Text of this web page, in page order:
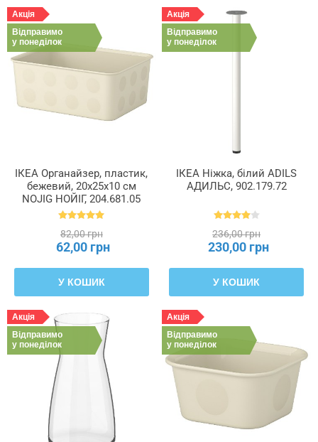
Акція
Відправимо
у понеділок
ІКЕА Органайзер, пластик,
бежевий, 20x25x10 см
NOJIG НОЙІГ, 204.681.05
82,00 грн
62,00 грн
У КОШИК
Акція
Відправимо
у понеділок
ІКЕА Ніжка, білий ADILS
АДИЛЬС, 902.179.72
236,00 грн
230,00 грн
У КОШИК
Акція
Відправимо
у понеділок
Акція
Відправимо
у понеділок